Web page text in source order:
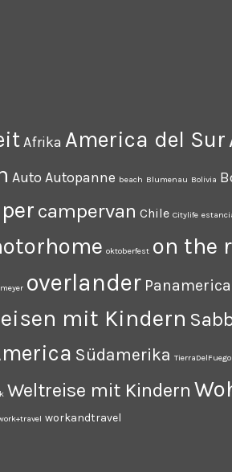
Afrika America del Sur
Auto Autopanne beach Blumenau Bolivia
campervan Chile Citylife
oktoberfest on the
overlander
mit Kindern
Südamerika TierraDelFuego
Weltreise mit Kindern
workandtravel